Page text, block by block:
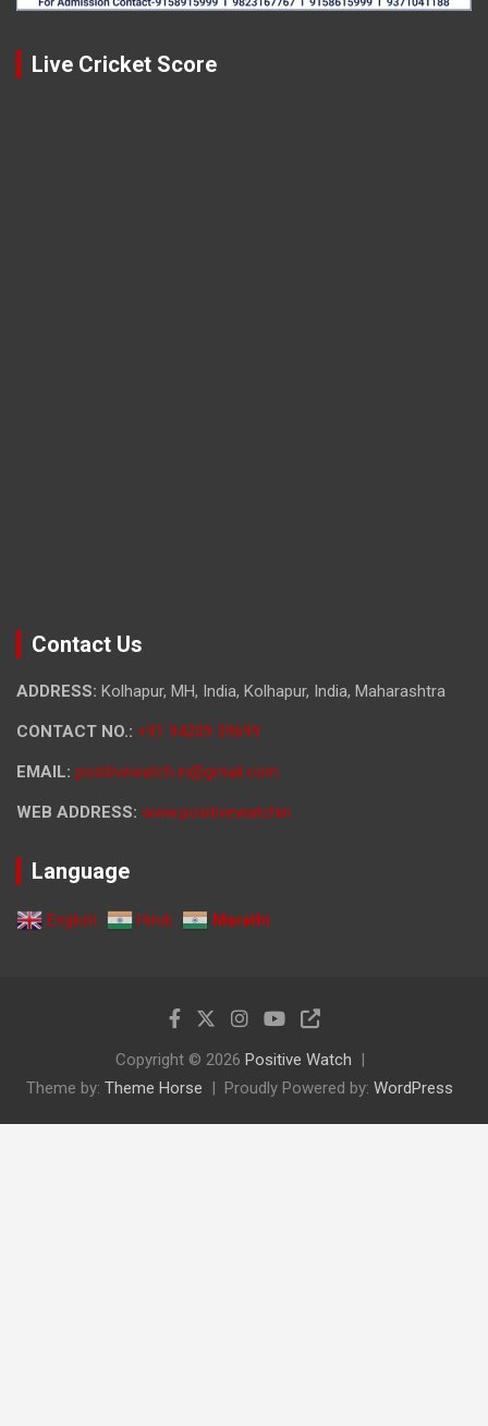
Live Cricket Score
Contact Us
ADDRESS: Kolhapur, MH, India, Kolhapur, India, Maharashtra
CONTACT NO.: +91 94209 39699
EMAIL: positivewatch.in@gmail.com
WEB ADDRESS: www.positivewatchin
Language
English Hindi Marathi
Copyright © 2026 Positive Watch
Theme by: Theme Horse Proudly Powered by: WordPress